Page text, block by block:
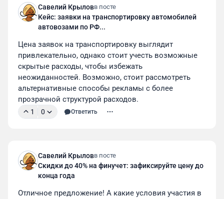
Савелий Крыловв посте
Кейс: заявки на транспортировку автомобилей
автовозами по РФ...
Цена заявок на транспортировку выглядит
привлекательно, однако стоит учесть возможные
скрытые расходы, чтобы избежать
неожиданностей. Возможно, стоит рассмотреть
альтернативные способы рекламы с более
прозрачной структурой расходов.
1 0 Ответить
Савелий Крыловв посте
Скидки до 40% на финучет: зафиксируйте цену до
конца года
Отличное предложение! А какие условия участия в